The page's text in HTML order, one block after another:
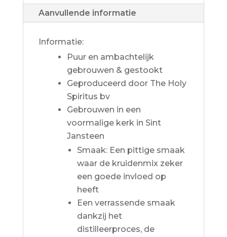
Aanvullende informatie
Informatie:
Puur en ambachtelijk
gebrouwen & gestookt
Geproduceerd door The Holy
Spiritus bv
Gebrouwen in een
voormalige kerk in Sint
Jansteen
Smaak: Een pittige smaak
waar de kruidenmix zeker
een goede invloed op
heeft
Een verrassende smaak
dankzij het
distilleerproces, de